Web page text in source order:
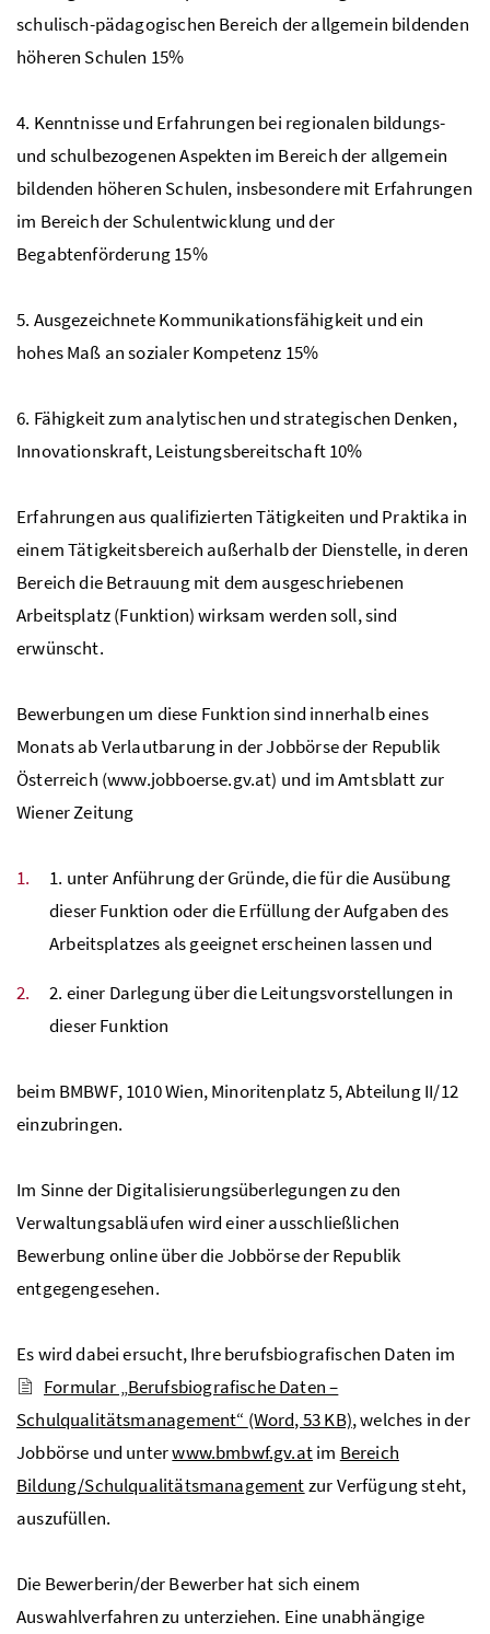
schulisch-pädagogischen Bereich der allgemein bildenden
höheren Schulen 15%
4. Kenntnisse und Erfahrungen bei regionalen bildungs-
und schulbezogenen Aspekten im Bereich der allgemein
bildenden höheren Schulen, insbesondere mit Erfahrungen
im Bereich der Schulentwicklung und der
Begabtenförderung 15%
5. Ausgezeichnete Kommunikationsfähigkeit und ein
hohes Maß an sozialer Kompetenz 15%
6. Fähigkeit zum analytischen und strategischen Denken,
Innovationskraft, Leistungsbereitschaft 10%
Erfahrungen aus qualifizierten Tätigkeiten und Praktika in
einem Tätigkeitsbereich außerhalb der Dienstelle, in deren
Bereich die Betrauung mit dem ausgeschriebenen
Arbeitsplatz (Funktion) wirksam werden soll, sind
erwünscht.
Bewerbungen um diese Funktion sind innerhalb eines
Monats ab Verlautbarung in der Jobbörse der Republik
Österreich (www.jobboerse.gv.at) und im Amtsblatt zur
Wiener Zeitung
1. unter Anführung der Gründe, die für die Ausübung
dieser Funktion oder die Erfüllung der Aufgaben des
Arbeitsplatzes als geeignet erscheinen lassen und
2. einer Darlegung über die Leitungsvorstellungen in
dieser Funktion
beim BMBWF, 1010 Wien, Minoritenplatz 5, Abteilung II/12
einzubringen.
Im Sinne der Digitalisierungsüberlegungen zu den
Verwaltungsabläufen wird einer ausschließlichen
Bewerbung online über die Jobbörse der Republik
entgegengesehen.
Es wird dabei ersucht, Ihre berufsbiografischen Daten im
Formular „Berufsbiografische Daten –
Schulqualitätsmanagement“ (Word, 53 KB), welches in der
Jobbörse und unterwww.bmbwf.gv.atim Bereich
Bildung/Schulqualitätsmanagementzur Verfügung steht,
auszufüllen.
Die Bewerberin/der Bewerber hat sich einem
Auswahlverfahren zu unterziehen. Eine unabhängige